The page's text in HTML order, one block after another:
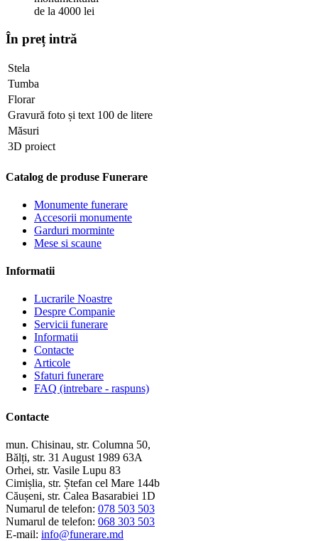
de la 4000 lei
În preț intră
Stela
Tumba
Florar
Gravură foto și text 100 de litere
Măsuri
3D proiect
Catalog de produse Funerare
Monumente funerare
Accesorii monumente
Garduri morminte
Mese si scaune
Informatii
Lucrarile Noastre
Despre Companie
Servicii funerare
Informatii
Contacte
Articole
Sfaturi funerare
FAQ (intrebare - raspuns)
Contacte
mun. Chisinau, str. Columna 50,
Bălți, str. 31 August 1989 63A
Orhei, str. Vasile Lupu 83
Cimișlia, str. Ștefan cel Mare 144b
Căușeni, str. Calea Basarabiei 1D
Numarul de telefon: 078 503 503
Numarul de telefon: 068 303 503
E-mail: info@funerare.md